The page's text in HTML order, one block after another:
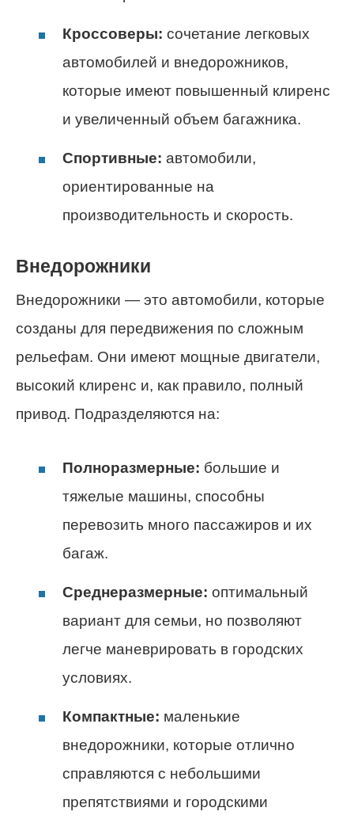
Кроссоверы: сочетание легковых
автомобилей и внедорожников,
которые имеют повышенный клиренс
и увеличенный объем багажника.
Спортивные: автомобили,
ориентированные на
производительность и скорость.
Внедорожники
Внедорожники — это автомобили, которые
созданы для передвижения по сложным
рельефам. Они имеют мощные двигатели,
высокий клиренс и, как правило, полный
привод. Подразделяются на:
Полноразмерные: большие и
тяжелые машины, способны
перевозить много пассажиров и их
багаж.
Среднеразмерные: оптимальный
вариант для семьи, но позволяют
легче маневрировать в городских
условиях.
Компактные: маленькие
внедорожники, которые отлично
справляются с небольшими
препятствиями и городскими